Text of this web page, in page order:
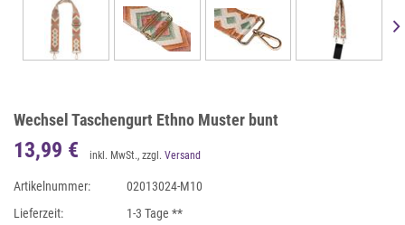
Wechsel Taschengurt Ethno Muster bunt
13,99 € inkl. MwSt., zzgl. Versand
Artikelnummer:
02013024-M10
Lieferzeit:
1-3 Tage **